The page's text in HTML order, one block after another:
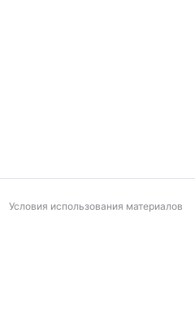
Условия использования материалов